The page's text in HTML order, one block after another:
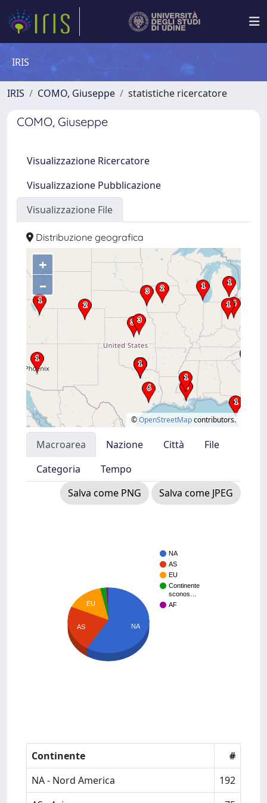
IRIS
IRIS COMO, Giuseppe statistiche ricercatore
COMO, Giuseppe
Visualizzazione Ricercatore
Visualizzazione Pubblicazione
Visualizzazione File
Distribuzione geografica
+
–
©OpenStreetMapcontributors.
Macroarea Nazione Città
File
Categoria
Tempo
Salva come PNG
Salva come JPEG
NA
AS
EU
Continente
sconos…
AF
EU
AS NA
Continente
#
NA - Nord America
192